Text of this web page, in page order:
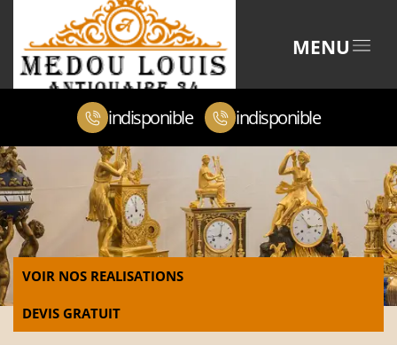
MENU
indisponible indisponible
VOIR NOS REALISATIONS
DEVIS GRATUIT